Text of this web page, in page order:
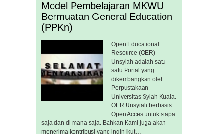
Model Pembelajaran MKWU
Bermuatan General Education
(PPKn)
Open Educational
Resource (OER)
Unsyiah adalah satu
satu Portal yang
dikembangkan oleh
Perpustakaan
Universitas Syiah Kuala.
OER Unsyiah berbasis
Open Acces untuk siapa
saja dan di mana saja. Bahkan Kami juga akan
menerima kontribusi yang ingin ikut…